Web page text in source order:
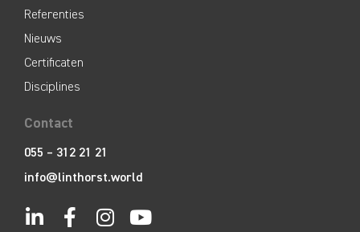
Referenties
Nieuws
Certificaten
Disciplines
Contact
055 – 312 21 21
info@linthorst.world